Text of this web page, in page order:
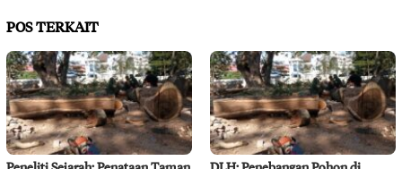
POS TERKAIT